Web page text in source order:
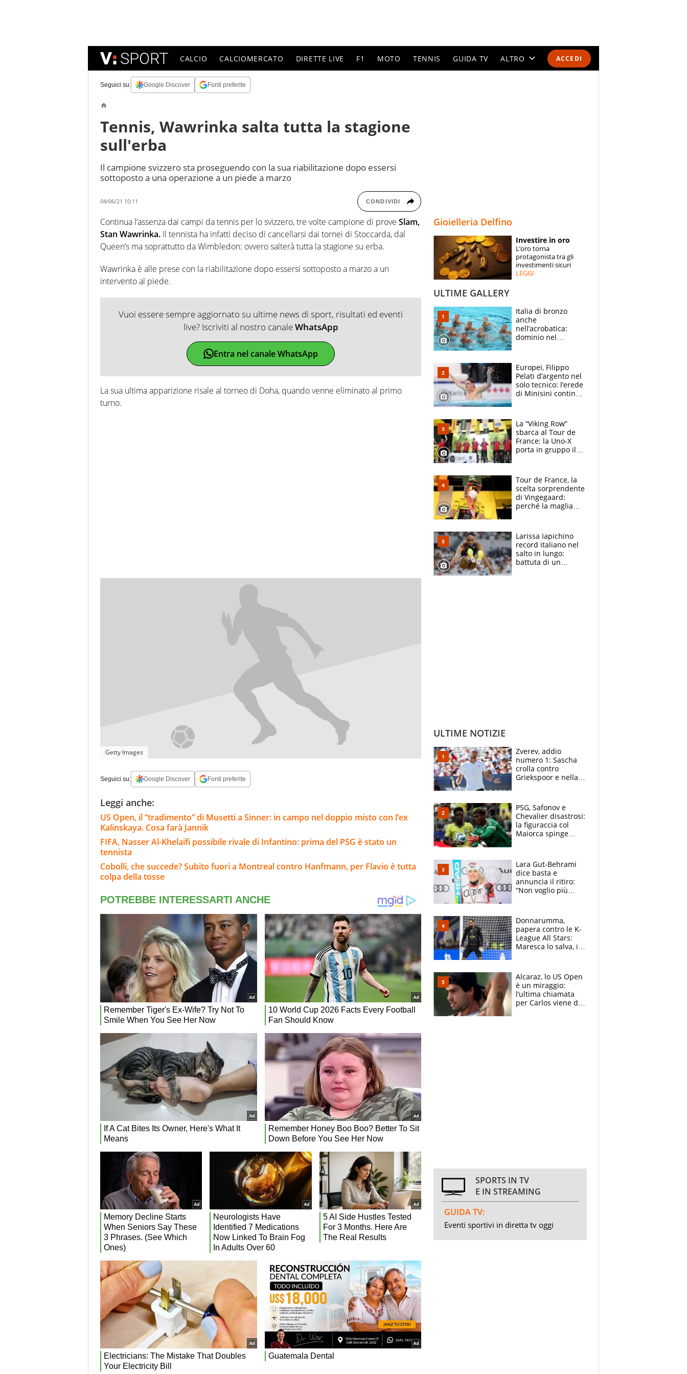
ACCEDI
CALCIO CALCIOMERCATO DIRETTE LIVE F1 MOTO TENNIS GUIDA TV ALTRO
SPECIALI
ESPERTI
Seguici su: Google Discover Fonti preferite
Tennis, Wawrinka salta tutta la stagione
sull'erba
Il campione svizzero sta proseguendo con la sua riabilitazione dopo essersi
sottoposto a una operazione a un piede a marzo
04/06/21 10:11 CONDIVIDI
Continua l’assenza dai campi da tennis per lo svizzero, tre volte campione di prove Slam,
Stan Wawrinka. Il tennista ha infatti deciso di cancellarsi dai tornei di Stoccarda, dal
Queen’s ma soprattutto da Wimbledon: ovvero salterà tutta la stagione su erba.
Wawrinka è alle prese con la riabilitazione dopo essersi sottoposto a marzo a un
intervento al piede.
Vuoi essere sempre aggiornato su ultime news di sport, risultati ed eventi
live? Iscriviti al nostro canaleWhatsApp
Entra nel canale WhatsApp
La sua ultima apparizione risale al torneo di Doha, quando venne eliminato al primo
turno.
Getty Images
Seguici su: Google Discover Fonti preferite
Leggi anche:
US Open, il “tradimento” di Musetti a Sinner: in campo nel doppio misto con l’ex
Kalinskaya. Cosa farà Jannik
FIFA, Nasser Al-Khelaifi possibile rivale di Infantino: prima del PSG è stato un
tennista
Cobolli, che succede? Subito fuori a Montreal contro Hanfmann, per Flavio è tutta
colpa della tosse
Gioielleria Delfino
Investire in oro
L’oro torna
protagonista tra gli
investimenti sicuri
LEGGI
ULTIME GALLERY
Italia di bronzo
anche
nell’acrobatica:
dominio nel
e compagni
continuare
Europei, Filippo
Pelati d’argento nel
solo tecnico: l’erede
di Minisini continua
mirino
La “Viking Row”
sbarca al Tour de
France: la Uno-X
porta in gruppo il
compagni
Tour de France, la
scelta sorprendente
di Vingegaard:
perché la maglia
rischio da evitare
Larissa Iapichino
record italiano nel
salto in lungo:
battuta di un
ULTIME NOTIZIE
Zverev, addio
numero 1: Sascha
crolla contro
Griekspoor e nella
terzo. Quanti malori
a Montreal
PSG, Safonov e
Chevalier disastrosi:
la figuraccia col
Maiorca spinge
rischio beffa
Lara Gut-Behrami
dice basta e
annuncia il ritiro:
“Non voglio più
Brignone
Donnarumma,
papera contro le K-
League All Stars:
Maresca lo salva, i
Alcaraz, lo US Open
è un miraggio:
l’ultima chiamata
per Carlos viene da
SPORTS IN TV
E IN STREAMING
GUIDA TV:
Eventi sportivi in diretta tv oggi